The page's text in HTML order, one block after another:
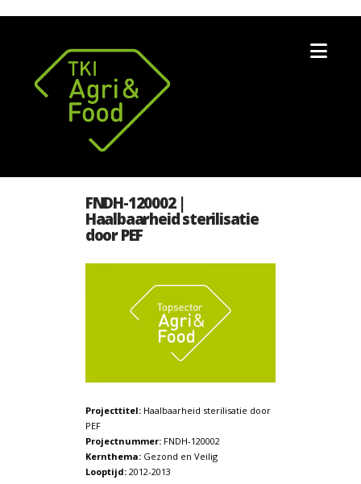
FNDH-120002 |
Haalbaarheid sterilisatie
door PEF
Projecttitel:Haalbaarheid sterilisatie door
PEF
Projectnummer:FNDH-120002
Kernthema:Gezond en Veilig
Looptijd:2012-2013